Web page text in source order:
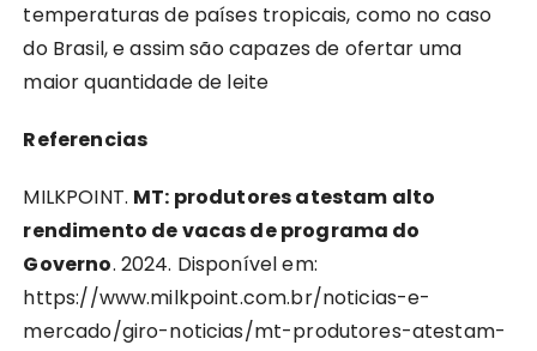
temperaturas de países tropicais, como no caso
do Brasil, e assim são capazes de ofertar uma
maior quantidade de leite
Referencias
MILKPOINT. MT: produtores atestam alto
rendimento de vacas de programa do
Governo. 2024. Disponível em:
https://www.milkpoint.com.br/noticias-e-
mercado/giro-noticias/mt-produtores-atestam-